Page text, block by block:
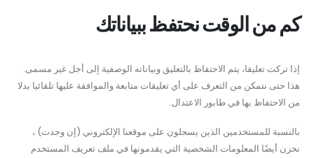
كم من الوقت نحتفظ ببياناتك
إذا تركت تعليقا، يتم الاحتفاظ بالتعليق وبياناته الوصفية إلى أجل غير مسمى.
هذا حتى نتمكن من التعرف على أي تعليقات متابعة والموافقة عليها تلقائيا بدلا
من الاحتفاظ بها في طابور الاعتدال.
بالنسبة للمستخدمين الذين يسجلون على موقعنا الإلكتروني (إن وجدت) ،
نخزن أيضًا المعلومات الشخصية التي يقدمونها في ملف تعريف المستخدم